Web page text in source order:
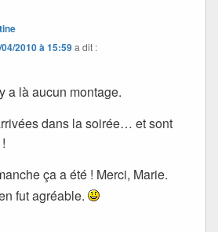
2010 à 15:59a dit :
a là aucun montage.
dans la soirée… et sont
ça a été ! Merci, Marie.
fut agréable.